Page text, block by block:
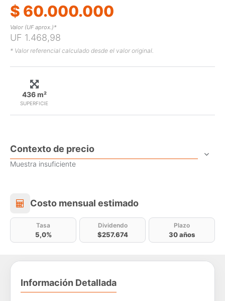
$ 60.000.000
Valor (UF aprox.)*
UF 1.468,98
* Valor referencial calculado desde el valor original.
SUPERFICIE
436 m²
Contexto de precio
Muestra insuficiente
Costo mensual estimado
Costo mensual estimado
Tasa
5,0%
Dividendo
$257.674
Plazo
30 años
Información Detallada